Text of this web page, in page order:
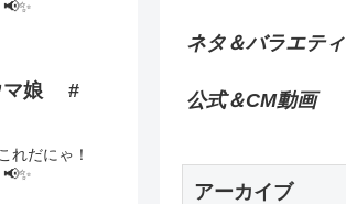
マ娘 #
れだにゃ！
ネタ＆バラエティ
公式＆CM動画
アーカイブ